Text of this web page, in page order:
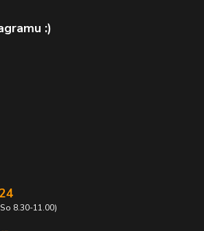
:)
8.30-11.00)